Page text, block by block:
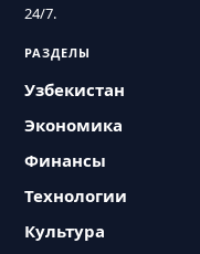
24/7.
РАЗДЕЛЫ
Узбекистан
Экономика
Финансы
Технологии
Культура